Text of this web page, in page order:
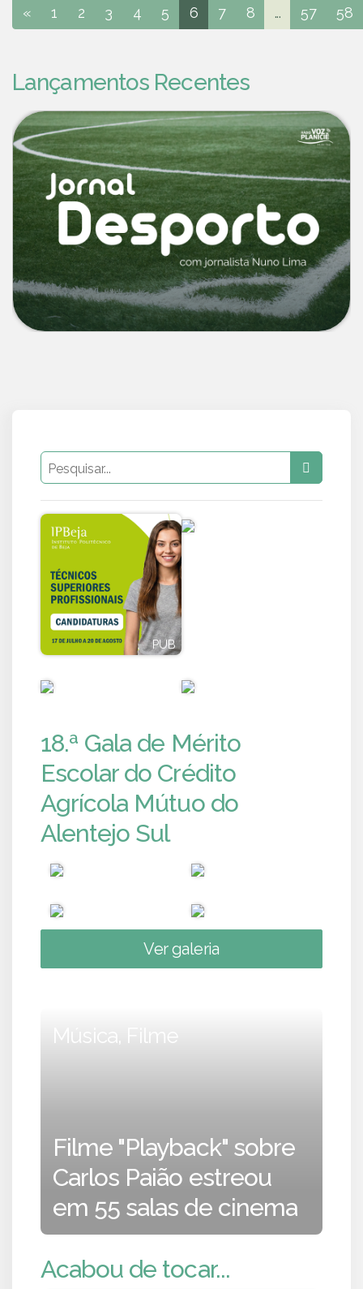
« 1 2 3 4 5 6 7 8 ... 57 58
Lançamentos Recentes
PUB
18.ª Gala de Mérito
Escolar do Crédito
Agrícola Mútuo do
Alentejo Sul
Ver galeria
Música, Filme
Filme "Playback" sobre
Carlos Paião estreou
em 55 salas de cinema
Acabou de tocar...